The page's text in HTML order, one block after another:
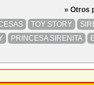
» Otros
TOY STORY
PRINCESA SIRENITA